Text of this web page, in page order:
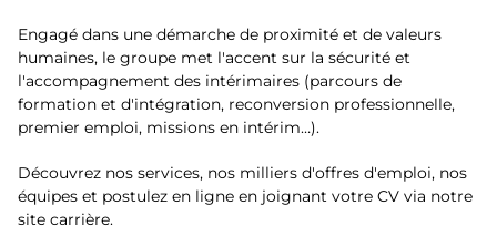
Jura
Loire
Loire-Atlantique
Maine-et-Loire
Châlons-en-Champagne
Champigneulles
Charleville-Mézières
Chaumont
Cherbourg-en-Cotentin
Engagé dans une démarche de proximité et de valeurs
humaines, le groupe met l'accent sur la sécurité et
l'accompagnement des intérimaires (parcours de
formation et d'intégration, reconversion professionnelle,
premier emploi, missions en intérim…).
Découvrez nos services, nos milliers d'offres d'emploi, nos
équipes et postulez en ligne en joignant votre CV via notre
site carrière.